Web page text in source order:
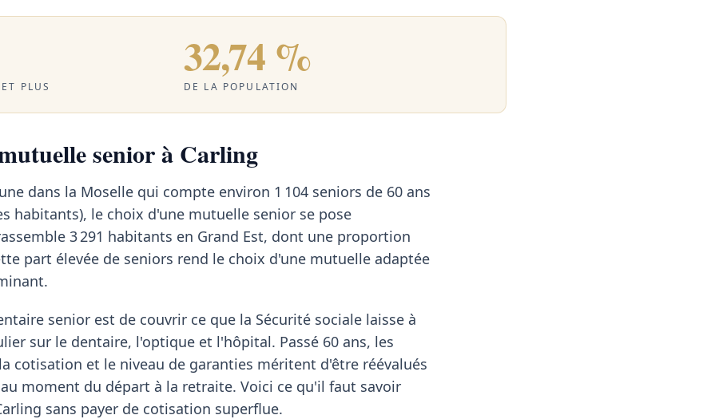
PLUS
32,74 %
DE LA POPULATION
senior à Carling
dans la Moselle qui compte environ 1 104 seniors de 60 ans
habitants), le choix d'une mutuelle senior se pose
3 291 habitants en Grand Est, dont une proportion
part élevée de seniors rend le choix d'une mutuelle adaptée
senior est de couvrir ce que la Sécurité sociale laisse à
sur le dentaire, l'optique et l'hôpital. Passé 60 ans, les
cotisation et le niveau de garanties méritent d'être réévalués
moment du départ à la retraite. Voici ce qu'il faut savoir
sans payer de cotisation superflue.